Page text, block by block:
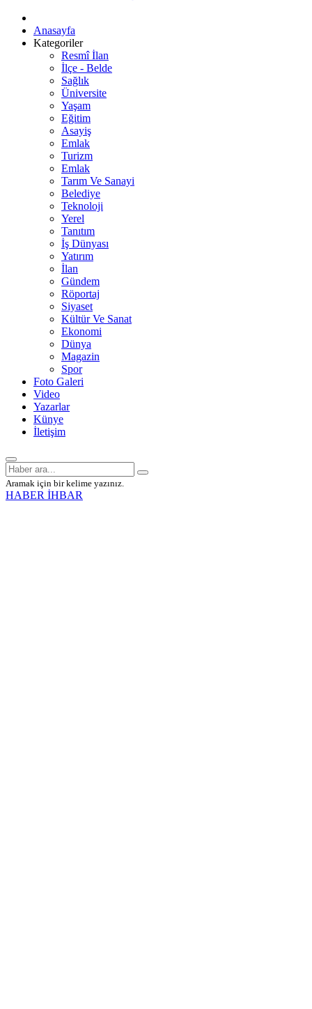
Anasayfa
Kategoriler
Resmî İlan
İlçe - Belde
Sağlık
Üniversite
Yaşam
Eğitim
Asayiş
Emlak
Turizm
Emlak
Tarım Ve Sanayi
Belediye
Teknoloji
Yerel
Tanıtım
İş Dünyası
Yatırım
İlan
Gündem
Röportaj
Siyaset
Kültür Ve Sanat
Ekonomi
Dünya
Magazin
Spor
Foto Galeri
Video
Yazarlar
Künye
İletişim
Aramak için bir kelime yazınız.
HABER İHBAR